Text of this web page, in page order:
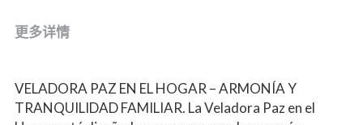
更多详情
VELADORA PAZ EN EL HOGAR – ARMONÍA Y
TRANQUILIDAD FAMILIAR. La Veladora Paz en el